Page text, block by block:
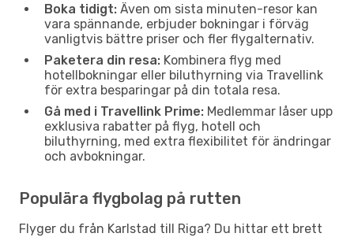
Boka tidigt: Även om sista minuten-resor kan
vara spännande, erbjuder bokningar i förväg
vanligtvis bättre priser och fler flygalternativ.
Paketera din resa: Kombinera flyg med
hotellbokningar eller biluthyrning via Travellink
för extra besparingar på din totala resa.
Gå med i Travellink Prime: Medlemmar låser upp
exklusiva rabatter på flyg, hotell och
biluthyrning, med extra flexibilitet för ändringar
och avbokningar.
Populära flygbolag på rutten
Flyger du från Karlstad till Riga? Du hittar ett brett